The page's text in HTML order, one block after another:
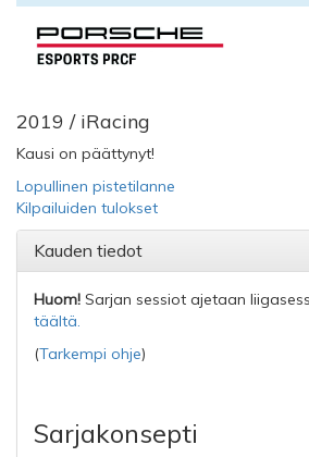
2019 / iRacing
Kausi on päättynyt!
Lopullinen pistetilanne
Kilpailuiden tulokset
Kauden tiedot
Huom! Sarjan sessiot ajetaan
täältä.
(Tarkempi ohje)
Sarjakonsepti